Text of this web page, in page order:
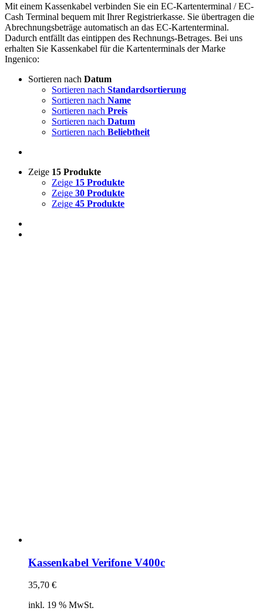
Mit einem Kassenkabel verbinden Sie ein EC-Kartenterminal / EC-
Cash Terminal bequem mit Ihrer Registrierkasse. Sie übertragen die
Abrechnungsbeträge automatisch an das EC-Kartenterminal.
Dadurch entfällt das eintippen des Rechnungs-Betrages. Bei uns
erhalten Sie Kassenkabel für die Kartenterminals der Marke
Ingenico:
Sortieren nach Datum
Sortieren nach Standardsortierung
Sortieren nach Name
Sortieren nach Preis
Sortieren nach Datum
Sortieren nach Beliebtheit
Zeige 15 Produkte
Zeige 15 Produkte
Zeige 30 Produkte
Zeige 45 Produkte
Kassenkabel Verifone V400c
35,70 €
inkl. 19 % MwSt.